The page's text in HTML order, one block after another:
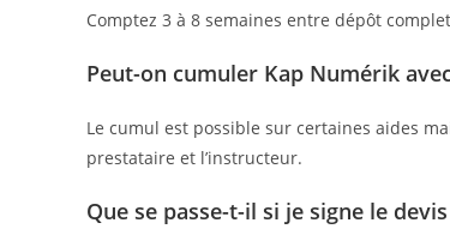
Comptez 3 à 8 semaines entre dépôt
Peut-on cumuler Kap Numérik
Le cumul est possible sur certaines aides
prestataire et l’instructeur.
Que se passe-t-il si je signe le